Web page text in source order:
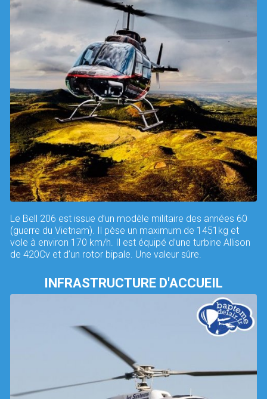
Le Bell 206 est issue d’un modèle militaire des années 60
(guerre du Vietnam). Il pèse un maximum de 1451kg et
vole à environ 170 km/h. Il est équipé d’une turbine Allison
de 420Cv et d’un rotor bipale. Une valeur sûre.
INFRASTRUCTURE D'ACCUEIL